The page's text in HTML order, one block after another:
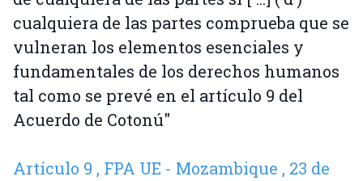
cualquiera de las partes comprueba que se
vulneran los elementos esenciales y
fundamentales de los derechos humanos
tal como se prevé en el artículo 9 del
Acuerdo de Cotonú"
Artículo 9 , FPA UE - Mozambique , 23 de